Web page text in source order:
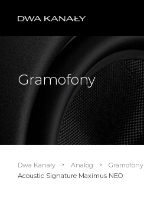
Gramofony
Dwa Kanały Analog
Gramofony
Acoustic Signature Maximus NEO